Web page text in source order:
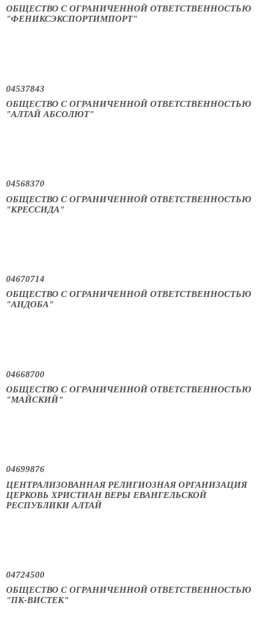
ОБЩЕСТВО С ОГРАНИЧЕННОЙ ОТВЕТСТВЕННОСТЬЮ
"ФЕНИКСЭКСПОРТИМПОРТ"
04537843
ОБЩЕСТВО С ОГРАНИЧЕННОЙ ОТВЕТСТВЕННОСТЬЮ
"АЛТАЙ АБСОЛЮТ"
04568370
ОБЩЕСТВО С ОГРАНИЧЕННОЙ ОТВЕТСТВЕННОСТЬЮ
"КРЕССИДА"
04670714
ОБЩЕСТВО С ОГРАНИЧЕННОЙ ОТВЕТСТВЕННОСТЬЮ
"АНДОБА"
04668700
ОБЩЕСТВО С ОГРАНИЧЕННОЙ ОТВЕТСТВЕННОСТЬЮ
"МАЙСКИЙ"
04699876
ЦЕНТРАЛИЗОВАННАЯ РЕЛИГИОЗНАЯ ОРГАНИЗАЦИЯ
ЦЕРКОВЬ ХРИСТИАН ВЕРЫ ЕВАНГЕЛЬСКОЙ
РЕСПУБЛИКИ АЛТАЙ
04724500
ОБЩЕСТВО С ОГРАНИЧЕННОЙ ОТВЕТСТВЕННОСТЬЮ
"ПК-ВИСТЕК"